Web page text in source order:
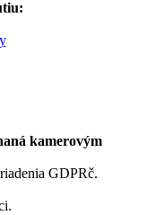
kamerovým
GDPRč.